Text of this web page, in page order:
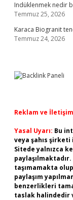
Indüklenmek nedir
Temmuz 25, 2026
Karaca Biogranit
Temmuz 24, 2026
Reklam ve
Yasal Uyarı: Bu
veya şahıs
Sitede yalnızca
taşımamakta
paylaşım
benzerlikleri
taslak halindedir